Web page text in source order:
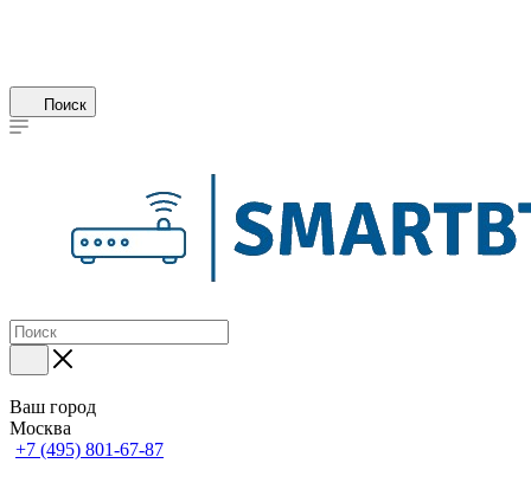
Поиск
Ваш город
Москва
+7 (495) 801-67-87